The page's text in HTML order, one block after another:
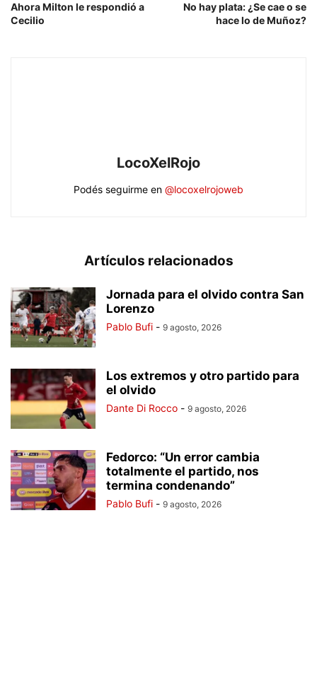
Ahora Milton le respondió a
Cecilio
No hay plata: ¿Se cae o se
hace lo de Muñoz?
LocoXelRojo
Podés seguirme en @locoxelrojoweb
Artículos relacionados
Jornada para el olvido contra San
Lorenzo
Pablo Bufi - 9 agosto, 2026
Los extremos y otro partido para
el olvido
Dante Di Rocco - 9 agosto, 2026
Fedorco: “Un error cambia
totalmente el partido, nos
termina condenando”
Pablo Bufi - 9 agosto, 2026